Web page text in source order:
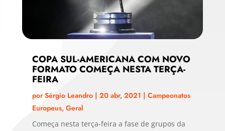
COPA SUL-AMERICANA COM NOVO
FORMATO COMEÇA NESTA TERÇA-
FEIRA
porSérgio Leandro| 20 abr, 2021 | Campeonatos
Europeus, Geral
Começa nesta terça-feira a fase de grupos da